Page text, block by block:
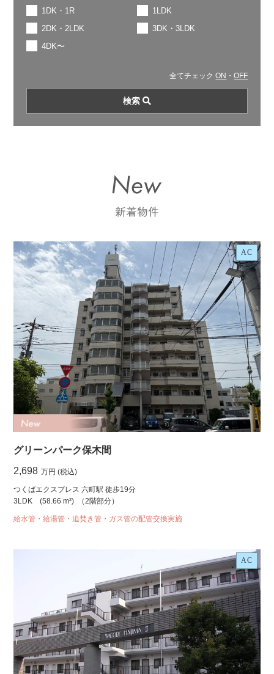
1DK・1R
1LDK
2DK・2LDK
3DK・3LDK
4DK〜
全てチェックON ・OFF
AC
グリーンパーク保木間
2,698 万円 (税込)
つくばエクスプレス 六町駅 徒歩19分
3LDK
(58.66 m²) （2階部分）
給水管・給湯管・追焚き管・ガス管の配管交換実施
AC